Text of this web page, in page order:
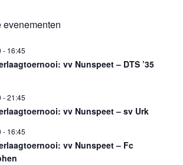
- 16:45
vv Nunspeet – DTS ’35
-21:45
vv Nunspeet – sv Urk
- 16:45
vv Nunspeet – Fc